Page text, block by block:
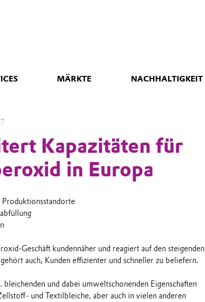
MÄRKTE NACHHALTIGKEIT
Kapazitäten für
in Europa
Produktionsstandorte
Geschäft kundennäher und reagiert auf den steigenden
auch, Kunden effizienter und schneller zu beliefern.
und dabei umweltschonenden Eigenschaften
und Textilbleiche, aber auch in vielen anderen